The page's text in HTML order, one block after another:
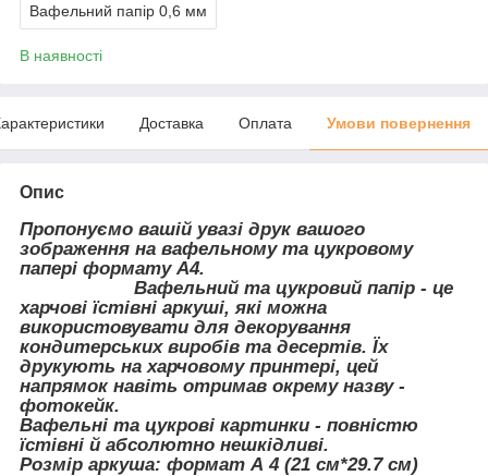
Вафельний папір 0,6 мм
В наявності
Доставка Оплата Умови повернення
Опис
Пропонуємо вашій увазі друк вашого
зображення на вафельному та цукровому
папері формату А4.
Вафельний та цукровий папір - це
харчові їстівні аркуші, які можна
використовувати для декорування
кондитерських виробів та десертів. Їх
друкують на харчовому принтері, цей
напрямок навіть отримав окрему назву -
фотокейк.
Вафельні та цукрові картинки - повністю
їстівні й абсолютно нешкідливі.
Розмір аркуша: формат А 4 (21 см*29.7 см)